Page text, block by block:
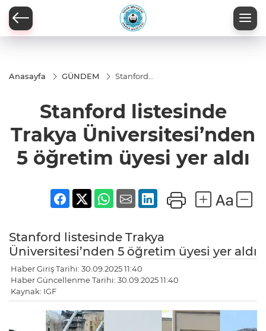
Anasayfa GÜNDEM
Stanford
5 öğretim üyesi
yer aldı
Stanford listesinde
Trakya Üniversitesi’nden
5 öğretim üyesi yer aldı
Stanford listesinde Trakya
Üniversitesi’nden 5 öğretim üyesi yer aldı
Haber Giriş Tarihi: 30.09.2025 11:40
Haber Güncellenme Tarihi: 30.09.2025 11:40
Kaynak: IGF